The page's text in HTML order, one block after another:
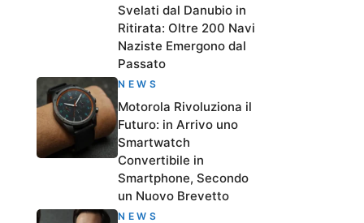
Svelati dal Danubio in
Ritirata: Oltre 200 Navi
Naziste Emergono dal
Passato
NEWS
Motorola Rivoluziona il
Futuro: in Arrivo uno
Smartwatch
Convertibile in
Smartphone, Secondo
un Nuovo Brevetto
NEWS